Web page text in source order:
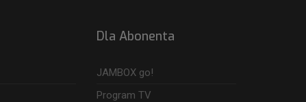
Dla Abonenta
JAMBOX go!
Program TV